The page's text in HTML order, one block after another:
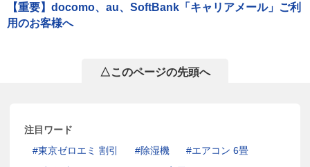
【重要】docomo、au、SoftBank「キャリアメール」ご利
用のお客様へ
△このページの先頭へ
注目ワード
東京ゼロエミ 割引
除湿機
エアコン 6畳